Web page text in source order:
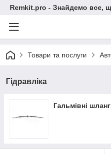
Remkit.pro - Знайдемо все,
Товари та послуги
Гідравліка
Гальмівні